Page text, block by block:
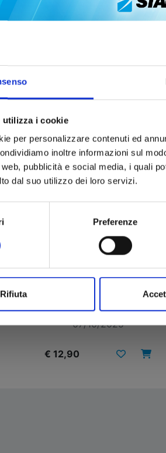
utilizza i cookie
per personalizzare contenuti ed
inoltre informazioni sul
pubblicità e social media, i quali
dal suo utilizzo dei loro servizi.
Preferenze
Rifiuta
FUSHIGI YUUGI n. 5
07/10/2025
€ 12,90